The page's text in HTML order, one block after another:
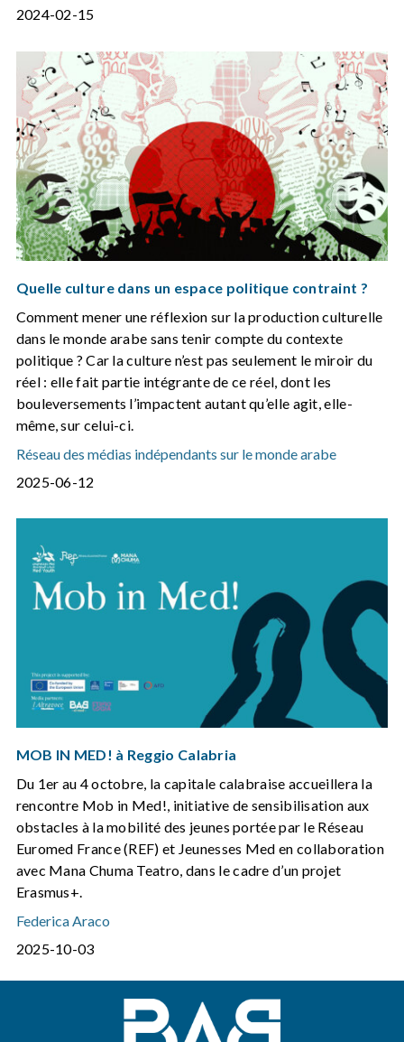
2024-02-15
Quelle culture dans un espace politique contraint ?
Comment mener une réflexion sur la production culturelle
dans le monde arabe sans tenir compte du contexte
politique ? Car la culture n’est pas seulement le miroir du
réel : elle fait partie intégrante de ce réel, dont les
bouleversements l’impactent autant qu’elle agit, elle-
même, sur celui-ci.
Réseau des médias indépendants sur le monde arabe
2025-06-12
MOB IN MED! à Reggio Calabria
Du 1er au 4 octobre, la capitale calabraise accueillera la
rencontre Mob in Med!, initiative de sensibilisation aux
obstacles à la mobilité des jeunes portée par le Réseau
Euromed France (REF) et Jeunesses Med en collaboration
avec Mana Chuma Teatro, dans le cadre d’un projet
Erasmus+.
Federica Araco
2025-10-03